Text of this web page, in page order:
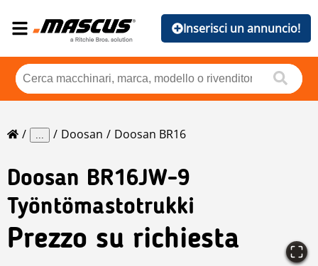
Inserisci un annuncio!
... Doosan Doosan BR16
Doosan BR16JW-9
Työntömastotrukki
Prezzo su richiesta